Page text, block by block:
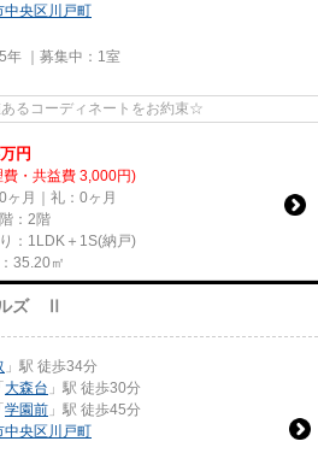
中央区川戸町
｜募集中： 1室
るコーディネートをお約束☆
万円
費・共益費 3,000円)
ヶ月｜礼：0ヶ月
：2階
：1LDK＋1S(納戸)
35.20㎡
ルズ Ⅱ
」駅 徒歩34分
「大森台 」駅 徒歩30分
「学園前 」駅 徒歩45分
中央区川戸町